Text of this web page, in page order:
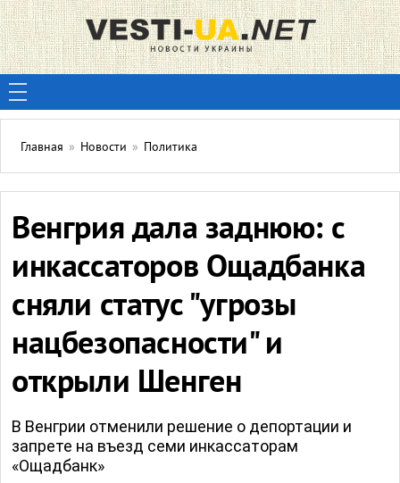
Главная » Новости » Политика
Венгрия дала заднюю: с
инкассаторов Ощадбанка
сняли статус "угрозы
нацбезопасности" и
открыли Шенген
В Венгрии отменили решение о депортации и
запрете на въезд семи инкассаторам
«Ощадбанк»